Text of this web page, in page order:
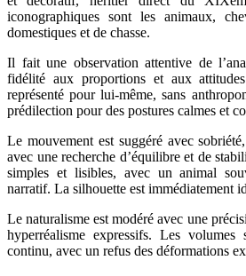
iconographiques sont les animaux,
domestiques et de chasse.
Il fait une observation attentive de
fidélité aux proportions et aux
représenté pour lui-même, sans
prédilection pour des postures calmes et
Le mouvement est suggéré avec
avec une recherche d’équilibre et de
simples et lisibles, avec un animal
narratif. La silhouette est immédiatement
Le naturalisme est modéré avec une
hyperréalisme expressifs. Les
continu, avec un refus des déformations